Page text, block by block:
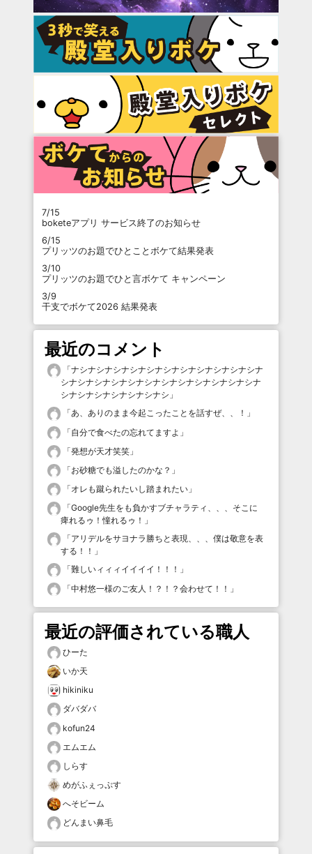
7/15
boketeアプリ サービス終了のお知らせ
6/15
プリッツのお題でひとことボケて結果発表
3/10
プリッツのお題でひと言ボケて キャンペーン
3/9
干支でボケて2026 結果発表
最近のコメント
「ナシナシナシナシナシナシナシナシナシナシナシナ
シナシナシナシナシナシナシナシナシナシナシナシナ
シナシナシナシナシナシナシ 」
「あ、ありのまま今起こったことを話すぜ、、！ 」
「自分で食べたの忘れてますよ 」
「発想が天才笑笑 」
「お砂糖でも溢したのかな？ 」
「オレも蹴られたいし踏まれたい 」
「Google先生をも負かすブチャラティ、、、そこに
痺れるゥ！憧れるゥ！ 」
「アリデルをサヨナラ勝ちと表現、、、僕は敬意を表
する！！ 」
「難しいィィィイイイイ！！！ 」
「中村悠一様のご友人！？！？会わせて！！ 」
最近の評価されている職人
ひーた
いか天
hikiniku
ダバダバ
kofun24
エムエム
しらす
めがふぇっぷす
へそビーム
どんまい鼻毛